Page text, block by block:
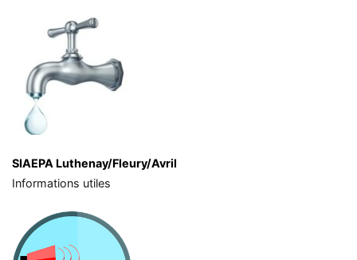
SIAEPA Luthenay/Fleury/Avril
Informations utiles